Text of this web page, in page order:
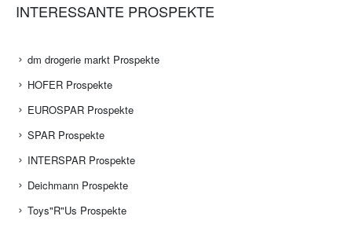
INTERESSANTE PROSPEKTE
dm drogerie markt Prospekte
HOFER Prospekte
EUROSPAR Prospekte
SPAR Prospekte
INTERSPAR Prospekte
Deichmann Prospekte
Toys"R"Us Prospekte